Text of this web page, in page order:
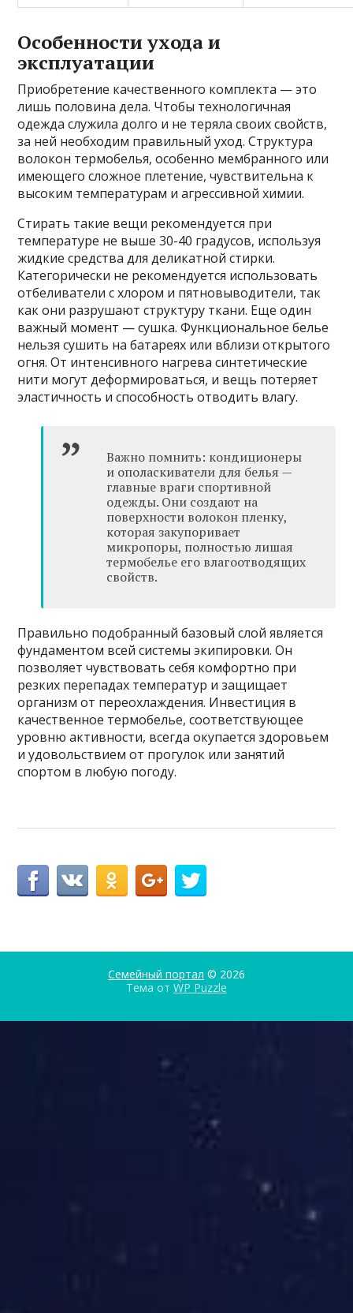
Особенности ухода и
эксплуатации
Приобретение качественного комплекта — это
лишь половина дела. Чтобы технологичная
одежда служила долго и не теряла своих свойств,
за ней необходим правильный уход. Структура
волокон термобелья, особенно мембранного или
имеющего сложное плетение, чувствительна к
высоким температурам и агрессивной химии.
Стирать такие вещи рекомендуется при
температуре не выше 30-40 градусов, используя
жидкие средства для деликатной стирки.
Категорически не рекомендуется использовать
отбеливатели с хлором и пятновыводители, так
как они разрушают структуру ткани. Еще один
важный момент — сушка. Функциональное белье
нельзя сушить на батареях или вблизи открытого
огня. От интенсивного нагрева синтетические
нити могут деформироваться, и вещь потеряет
эластичность и способность отводить влагу.
Важно помнить: кондиционеры
и ополаскиватели для белья —
главные враги спортивной
одежды. Они создают на
поверхности волокон пленку,
которая закупоривает
микропоры, полностью лишая
термобелье его влагоотводящих
свойств.
Правильно подобранный базовый слой является
фундаментом всей системы экипировки. Он
позволяет чувствовать себя комфортно при
резких перепадах температур и защищает
организм от переохлаждения. Инвестиция в
качественное термобелье, соответствующее
уровню активности, всегда окупается здоровьем
и удовольствием от прогулок или занятий
спортом в любую погоду.
Семейный портал © 2026
Тема от WP Puzzle